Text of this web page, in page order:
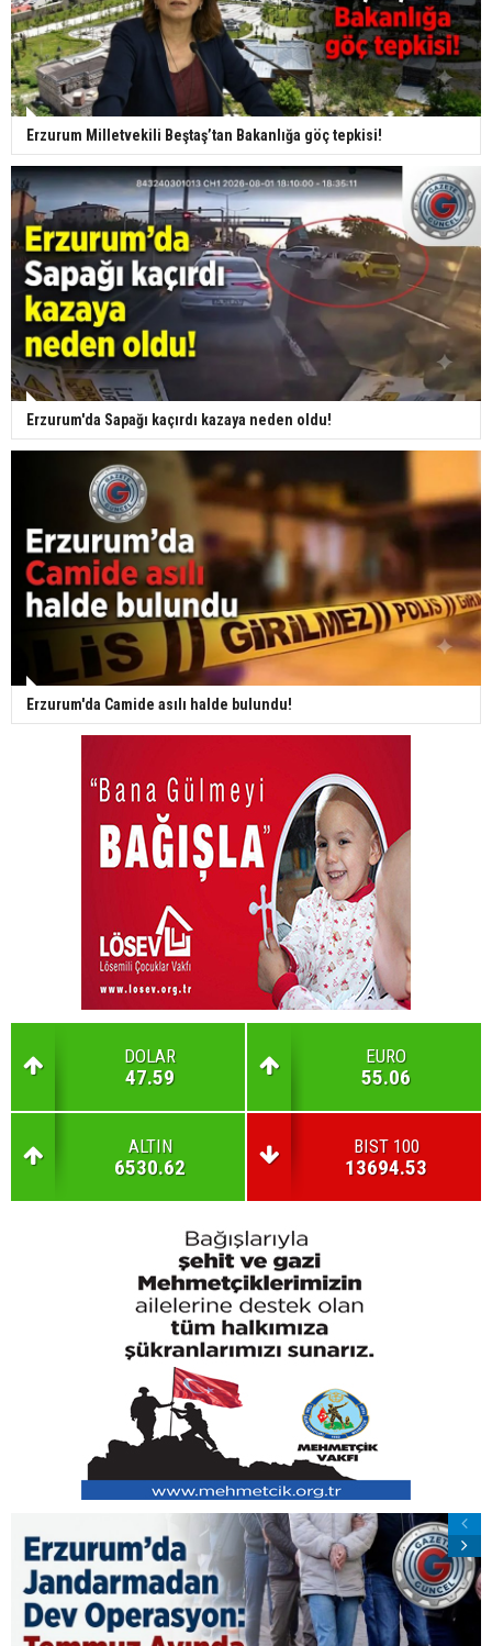
Erzurum Milletvekili Beştaş’tan Bakanlığa göç tepkisi!
Erzurum'da Sapağı kaçırdı kazaya neden oldu!
Erzurum'da Camide asılı halde bulundu!
DOLAR
47.59
EURO
55.06
ALTIN
6530.62
BIST 100
13694.53